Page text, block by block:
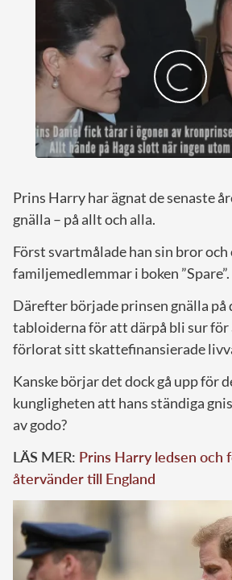
Prins Harry har ägnat de senaste
gnälla – på allt och alla.
Först svartmålade han sin bror och
familjemedlemmar i boken ”Spare”.
Därefter började prinsen gnälla på
tabloiderna för att därpå bli sur för
förlorat sitt skattefinansierade
Kanske börjar det dock gå upp för
kungligheten att hans ständiga
av godo?
LÄS MER: Prins Harry ledsen och
återvänder till England